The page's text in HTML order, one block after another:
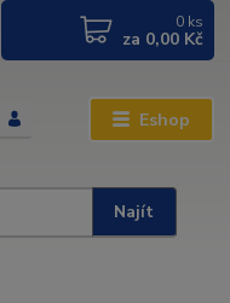
Eshop
Najít
0 ks
za 0,00 Kč